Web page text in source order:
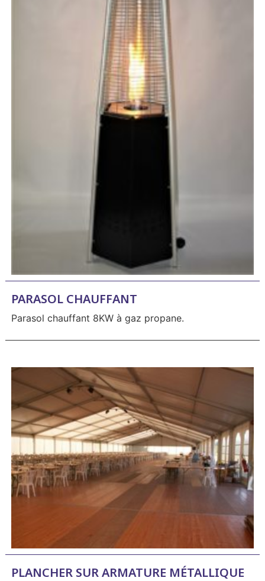
PARASOL CHAUFFANT
Parasol chauffant 8KW à gaz propane.
PLANCHER SUR ARMATURE MÉTALLIQUE